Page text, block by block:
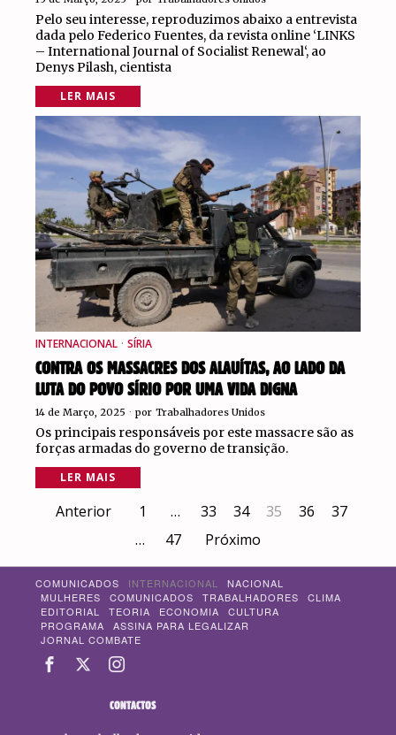
Pelo seu interesse, reproduzimos abaixo a entrevista
dada pelo Federico Fuentes, da revista online ‘LINKS
– International Journal of Socialist Renewal‘, ao
Denys Pilash, cientista
LER MAIS
INTERNACIONAL · SÍRIA
CONTRA OS MASSACRES DOS ALAUÍTAS, AO LADO DA
LUTA DO POVO SÍRIO POR UMA VIDA DIGNA
14 de Março, 2025 por Trabalhadores Unidos
Os principais responsáveis por este massacre são as
forças armadas do governo de transição.
LER MAIS
Anterior 1 … 33 34 35 36
37
…
47 Próximo
COMUNICADOS INTERNACIONAL
NACIONAL
MULHERES
COMUNICADOS TRABALHADORES
CLIMA
EDITORIAL
TEORIA ECONOMIA
CULTURA
PROGRAMA
ASSINA PARA LEGALIZAR
JORNAL COMBATE
CONTACTOS